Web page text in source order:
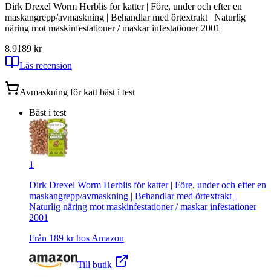
Dirk Drexel Worm Herblis för katter | Före, under och efter en
maskangrepp/avmaskning | Behandlar med örtextrakt | Naturlig
näring mot maskinfestationer / maskar infestationer 2001
8.9189 kr
Läs recension
Avmaskning för katt bäst i test
Bäst i test
1
Dirk Drexel Worm Herblis för katter | Före, under och efter en
maskangrepp/avmaskning | Behandlar med örtextrakt |
Naturlig näring mot maskinfestationer / maskar infestationer
2001
Från 189 kr hos Amazon
Till butik